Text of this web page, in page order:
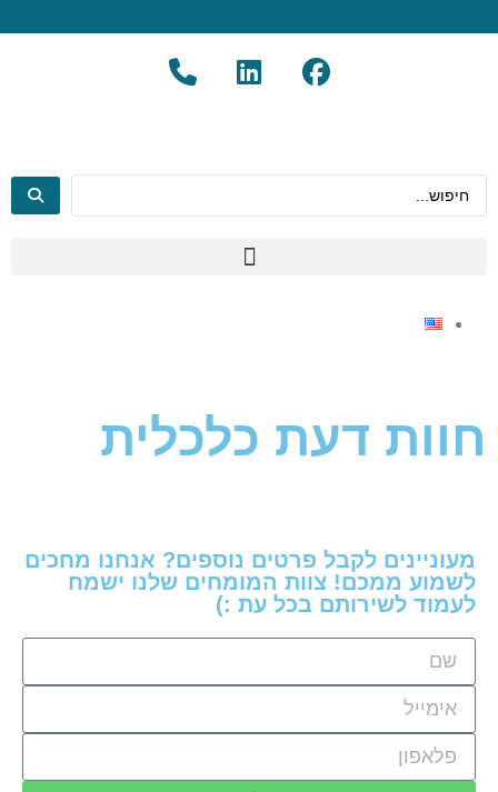
חוות דעת כלכלית
מעוניינים לקבל פרטים נוספים? אנחנו מחכים
לשמוע ממכם! צוות המומחים שלנו ישמח
לעמוד לשירותם בכל עת :)